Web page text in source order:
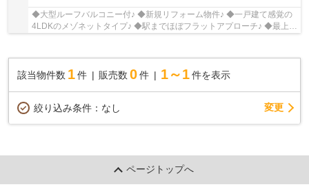
◆大型ルーフバルコニー付♪ ◆新規リフォーム物件♪ ◆一戸建て感覚の
4LDKのメゾネットタイプ♪ ◆駅までほぼフラットアプローチ♪ ◆最上階
該当物件数 1件 販売数 0 件 1～1 件を表示
絞り込み条件： なし 変更
ページトップへ